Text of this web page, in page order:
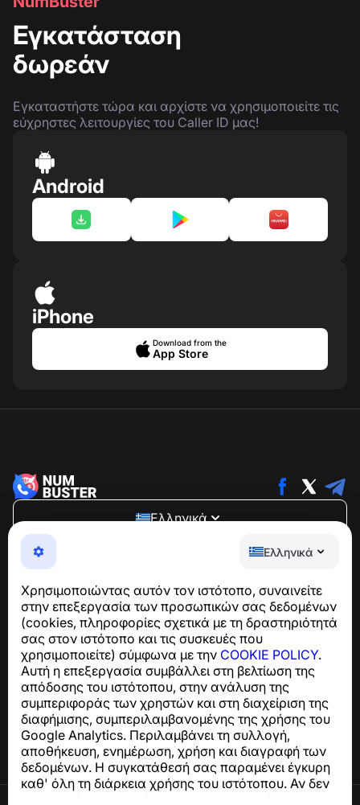
Ελληνικά
Χρησιμοποιώντας αυτόν τον ιστότοπο, συναινείτε
στην επεξεργασία των προσωπικών σας δεδομένων
(cookies, πληροφορίες σχετικά με τη δραστηριότητά
σας στον ιστότοπο και τις συσκευές που
χρησιμοποιείτε) σύμφωνα με την COOKIE POLICY.
Αυτή η επεξεργασία συμβάλλει στη βελτίωση της
απόδοσης του ιστότοπου, στην ανάλυση της
συμπεριφοράς των χρηστών και στη διαχείριση της
διαφήμισης, συμπεριλαμβανομένης της χρήσης του
Google Analytics. Περιλαμβάνει τη συλλογή,
αποθήκευση, ενημέρωση, χρήση και διαγραφή των
δεδομένων. Η συγκατάθεσή σας παραμένει έγκυρη
καθ' όλη τη διάρκεια χρήσης του ιστότοπου. Αν δεν
συμφωνείτε, σταματήστε να χρησιμοποιείτε τον
Εγκατάσταση
δωρεάν
Εγκαταστήστε τώρα και αρχίστε να χρησιμοποιείτε τις
εύχρηστες λειτουργίες του Caller ID μας!
Android
iPhone
Download from the
App Store
Ελληνικά
NumBuster © 2013—2026 ·
support@numbuster.com
Μια εύχρηστη εφαρμογή που σας προστατεύει από
Για ερωτήσεις σχετικά με τη συμμόρφωση με το GDPR:
support@numbuster.com
Κέντρο βοήθειας
Ειδήσεις και Άρθρα
Σχετικά με το έργο
Επαφές